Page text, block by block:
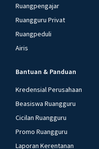
Ruangpengajar
Ruangguru Privat
Ruangpeduli
Airis
Bantuan & Panduan
Kredensial Perusahaan
Beasiswa Ruangguru
Cicilan Ruangguru
Promo Ruangguru
Laporan Kerentanan